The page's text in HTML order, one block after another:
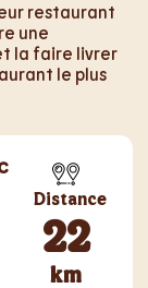
restaurant
une
la faire livrer
le plus
Distance
22
km